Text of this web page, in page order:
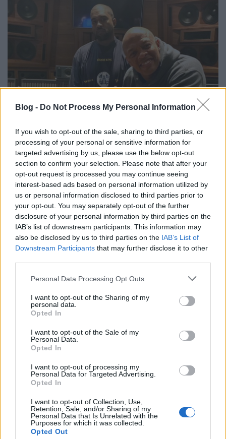
Blog - Do Not Process My Personal Information
If you wish to opt-out of the sale, sharing to third parties, or
processing of your personal or sensitive information for
targeted advertising by us, please use the below opt-out
section to confirm your selection. Please note that after your
opt-out request is processed you may continue seeing
interest-based ads based on personal information utilized by
us or personal information disclosed to third parties prior to
your opt-out. You may separately opt-out of the further
disclosure of your personal information by third parties on the
IAB’s list of downstream participants. This information may
also be disclosed by us to third parties on the IAB’s List of
Downstream Participants that may further disclose it to other
Please note that this website/app uses one or more Google
not limited to your visit or usage behaviour. You may click to
grant or deny consent to Google and its third-party tags to
use your data for below specified purposes in below Google
consent section.
Personal Data Processing Opt Outs
I want to opt-out of the Sharing of my
personal data.
Opted In
I want to opt-out of the Sale of my
Personal Data.
Opted In
I want to opt-out of processing my
Personal Data for Targeted Advertising.
Opted In
I want to opt-out of Collection, Use,
Retention, Sale, and/or Sharing of my
Personal Data that Is Unrelated with the
Purposes for which it was collected.
Opted Out
Kanye West írt egy operát és Dr. Dre-
vel dolgozik a Jesus Is King II-n
dankógábor•2019. november 19.
Az opera annyira valóságos, hogy november 24-én
be is mutatják a Hollywood Bowl-ban, Los
Angelesben. Az opera Nebuchadnezzarról szól, aki